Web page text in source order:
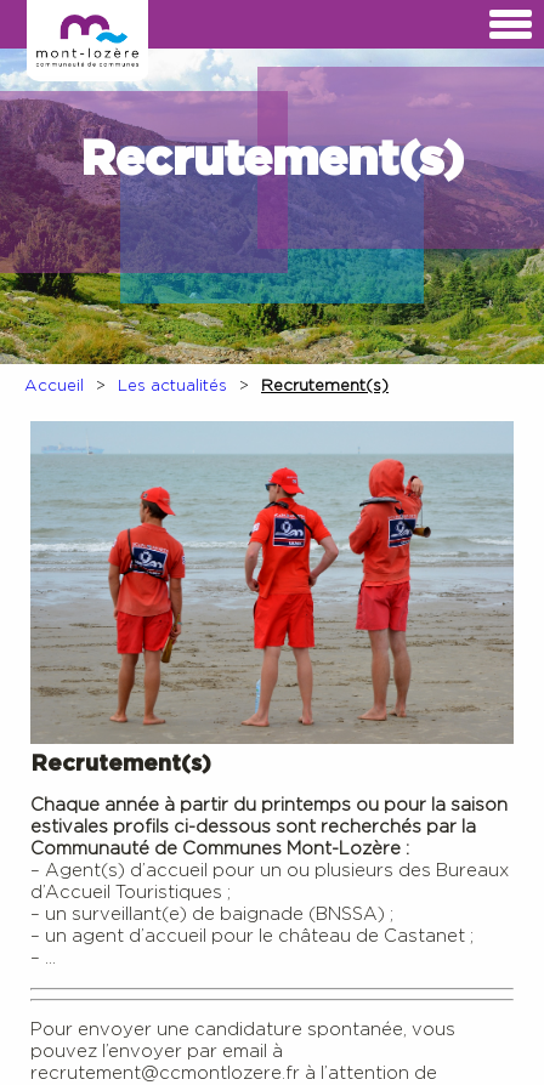
Recrutement(s)
Accueil Les actualités Recrutement(s)
Recrutement(s)
Chaque année à partir du printemps ou pour la saison
estivales profils ci-dessous sont recherchés par la
Communauté de Communes Mont-Lozère :
– Agent(s) d’accueil pour un ou plusieurs des Bureaux
d’Accueil Touristiques ;
– un surveillant(e) de baignade (BNSSA) ;
– un agent d’accueil pour le château de Castanet ;
– …
Pour envoyer une candidature spontanée, vous
pouvez l’envoyer par email à
recrutement@ccmontlozere.fr à l’attention de